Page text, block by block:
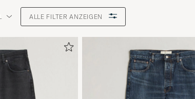
ALLE FILTER ANZEIGEN